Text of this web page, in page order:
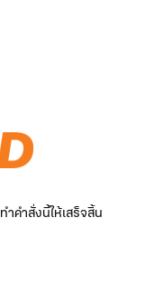
คำสั่งนี้ให้เสร็จสิ้น